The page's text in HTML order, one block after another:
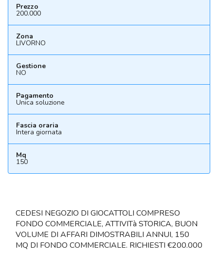
Prezzo
200.000
Zona
LIVORNO
Gestione
NO
Pagamento
Unica soluzione
Fascia oraria
Intera giornata
Mq
150
CEDESI NEGOZIO DI GIOCATTOLI COMPRESO
FONDO COMMERCIALE, ATTIVITà STORICA, BUON
VOLUME DI AFFARI DIMOSTRABILI ANNUI, 150
MQ DI FONDO COMMERCIALE. RICHIESTI €200.000